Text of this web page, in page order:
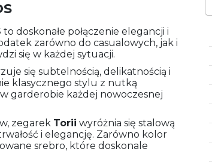
to doskonałe połączenie elegancji i
zarówno do casualowych, jak i
się w każdej sytuacji.
się subtelnością, delikatnością i
klasycznego stylu z nutką
garderobie każdej nowoczesnej
zegarek Torii wyróżnia się stalową
i elegancję. Zarówno kolor
srebro, które doskonale